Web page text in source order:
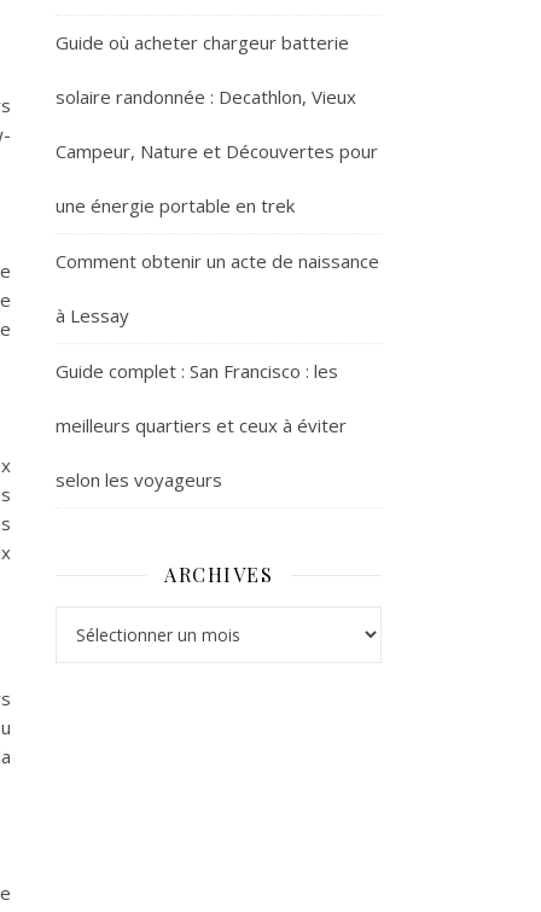
Guide où acheter chargeur batterie
solaire randonnée : Decathlon, Vieux
Campeur, Nature et Découvertes pour
une énergie portable en trek
Comment obtenir un acte de naissance
à Lessay
Guide complet : San Francisco : les
meilleurs quartiers et ceux à éviter
selon les voyageurs
ARCHIVES